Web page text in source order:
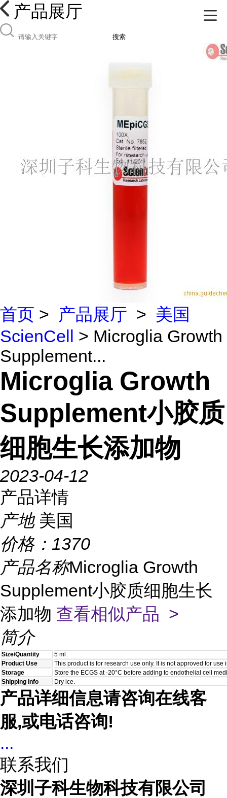
产品展厅
搜索
首页 > 产品展厅 > 美国
ScienCell > Microglia Growth
Supplement...
Microglia Growth
Supplement小胶质
细胞生长添加物
2023-04-12
产品详情
产地 美国
价格： 1370
产品名称Microglia Growth
Supplement小胶质细胞生长
添加物 查看相似产品 >
简介
Size/Quantity
5 ml
Product Use
This product is for research use only. It is not approved for
Storage
Store the ECGS at -20°C before adding to endothelial cell
Shipping Info
Dry ice.
产品详细信息请咨询在线客
服,或电话咨询!
...
联系我们
深圳子科生物科技有限公司